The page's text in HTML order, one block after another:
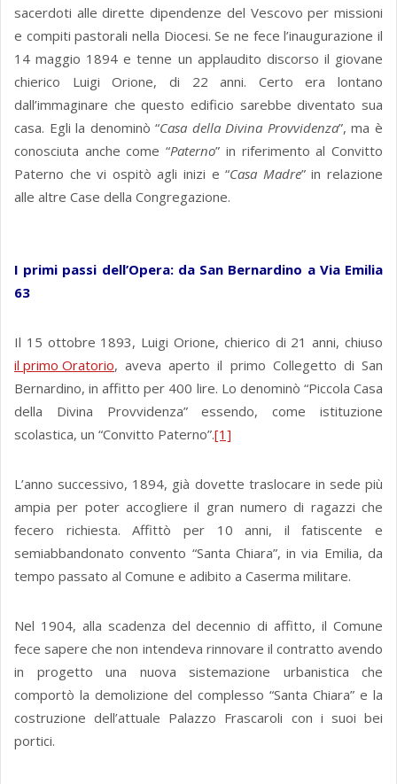
sacerdoti alle dirette dipendenze del Vescovo per missioni
e compiti pastorali nella Diocesi. Se ne fece l’inaugurazione il
14 maggio 1894 e tenne un applaudito discorso il giovane
chierico Luigi Orione, di 22 anni. Certo era lontano
dall’immaginare che questo edificio sarebbe diventato sua
casa. Egli la denominò “Casa della Divina Provvidenza”, ma è
conosciuta anche come “Paterno” in riferimento al Convitto
Paterno che vi ospitò agli inizi e “Casa Madre” in relazione
alle altre Case della Congregazione.
I primi passi dell’Opera: da San Bernardino a Via Emilia
63
Il 15 ottobre 1893, Luigi Orione, chierico di 21 anni, chiuso
il primo Oratorio, aveva aperto il primo Collegetto di San
Bernardino, in affitto per 400 lire. Lo denominò “Piccola Casa
della Divina Provvidenza” essendo, come istituzione
scolastica, un “Convitto Paterno”.[1]
L’anno successivo, 1894, già dovette traslocare in sede più
ampia per poter accogliere il gran numero di ragazzi che
fecero richiesta. Affittò per 10 anni, il fatiscente e
semiabbandonato convento “Santa Chiara”, in via Emilia, da
tempo passato al Comune e adibito a Caserma militare.
Nel 1904, alla scadenza del decennio di affitto, il Comune
fece sapere che non intendeva rinnovare il contratto avendo
in progetto una nuova sistemazione urbanistica che
comportò la demolizione del complesso “Santa Chiara” e la
costruzione dell’attuale Palazzo Frascaroli con i suoi bei
portici.